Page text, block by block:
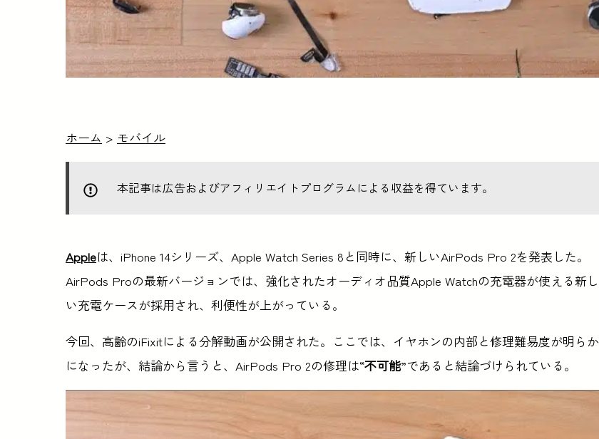
ホーム > モバイル
本記事は広告およびアフィリエイトプログラムによる収益を得ています。
Appleは、iPhone 14シリーズ、Apple Watch Series 8と同時に、新しいAirPods Pro 2を発表した。
AirPods Proの最新バージョンでは、強化されたオーディオ品質Apple Watchの充電器が使える新し
い充電ケースが採用され、利便性が上がっている。
今回、高齢のiFixitによる分解動画が公開された。ここでは、イヤホンの内部と修理難易度が明らか
になったが、結論から言うと、AirPods Pro 2の修理は“不可能”であると結論づけられている。